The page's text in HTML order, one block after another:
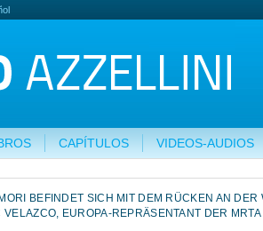
CAPÍTULOS VIDEOS-AUDIOS
BEFINDET SICH MIT DEM RÜCKEN AN DER
VELAZCO, EUROPA-REPRÄSENTANT DER MRTA